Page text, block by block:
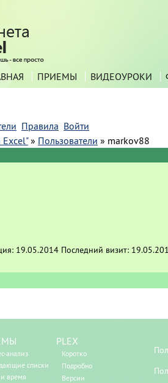
ПРИЕМЫ ВИДЕОУРОКИ
Правила Войти
» Пользователи » markov88
19.05.2014 Последний визит:
анализ
списки
время
PLEX
Коротко
Подробно
Версии